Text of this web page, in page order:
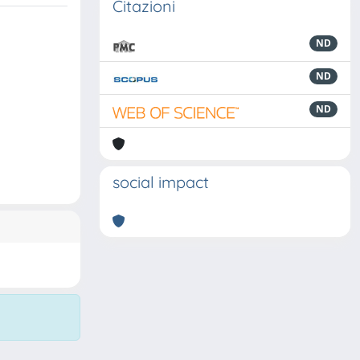
Citazioni
ND
ND
ND
social impact